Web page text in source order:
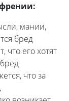
мании,
бред
что его хотят
что за